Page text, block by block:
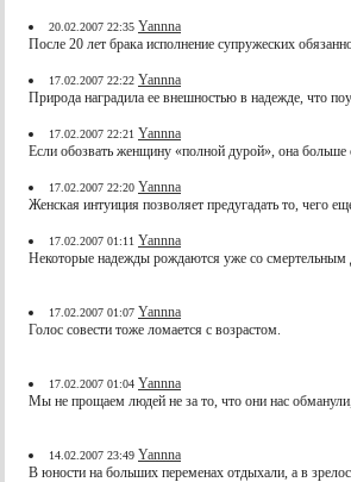
20.02.2007 22:35 Yannna
После 20 лет брака исполнение супружеских
17.02.2007 22:22 Yannna
Природа наградила ее внешностью в надежде, что
17.02.2007 22:21 Yannna
Если обозвать женщину «полной дурой», она больше
17.02.2007 22:20 Yannna
Женская интуиция позволяет предугадать то, чего
17.02.2007 01:11 Yannna
Некоторые надежды рождаются уже со смертельным
17.02.2007 01:07 Yannna
Голос совести тоже ломается с возрастом.
17.02.2007 01:04 Yannna
Мы не прощаем людей не за то, что они нас
14.02.2007 23:49 Yannna
В юности на больших переменах отдыхали, а в